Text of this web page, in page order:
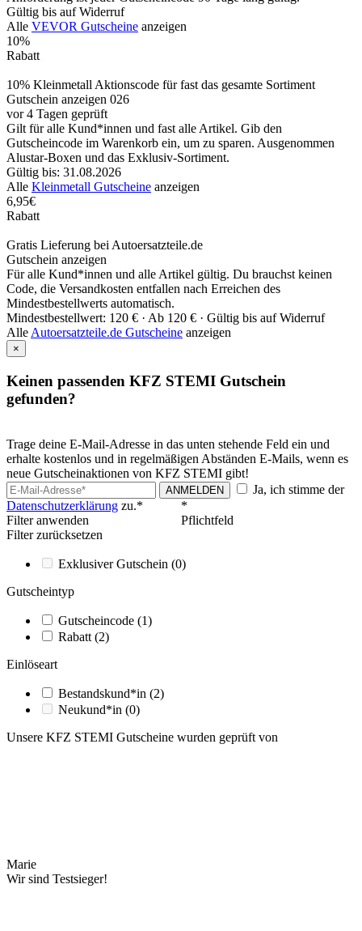
Gültig bis auf Widerruf
Alle VEVOR Gutscheine anzeigen
10%
Rabatt
10% Kleinmetall Aktionscode für fast das gesamte Sortiment
Gutschein anzeigen 026
vor 4 Tagen geprüft
Gilt für alle Kund*innen und fast alle Artikel. Gib den
Gutscheincode im Warenkorb ein, um zu sparen. Ausgenommen
Alustar-Boxen und das Exklusiv-Sortiment.
Gültig bis: 31.08.2026
Alle Kleinmetall Gutscheine anzeigen
6,95€
Rabatt
Gratis Lieferung bei Autoersatzteile.de
Gutschein anzeigen
Für alle Kund*innen und alle Artikel gültig. Du brauchst keinen
Code, die Versandkosten entfallen nach Erreichen des
Mindestbestellwerts automatisch.
Mindestbestellwert: 120 € · Ab 120 € · Gültig bis auf Widerruf
Alle Autoersatzteile.de Gutscheine anzeigen
×
Keinen passenden KFZ STEMI Gutschein
gefunden?
Trage deine E-Mail-Adresse in das unten stehende Feld ein und
erhalte kostenlos und in regelmäßigen Abständen E-Mails, wenn es
neue Gutscheinaktionen von KFZ STEMI gibt!
ANMELDEN
Ja, ich stimme der
Datenschutzerklärung zu.*
*
Pflichtfeld
Filter anwenden
Filter zurücksetzen
Exklusiver Gutschein (0)
Gutscheintyp
Gutscheincode (1)
Rabatt (2)
Einlöseart
Bestandskund*in (2)
Neukund*in (0)
Unsere KFZ STEMI Gutscheine wurden geprüft von
Marie
Wir sind Testsieger!